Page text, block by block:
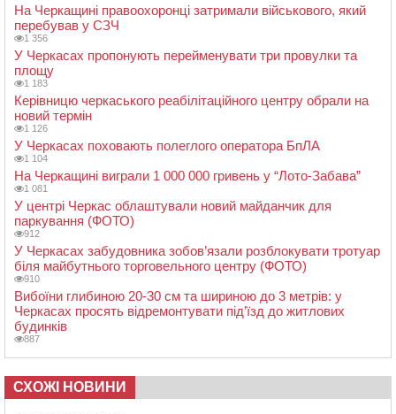
На Черкащині правоохоронці затримали військового, який
перебував у СЗЧ
1 356
У Черкасах пропонують перейменувати три провулки та
площу
1 183
Керівницю черкаського реабілітаційного центру обрали на
новий термін
1 126
У Черкасах поховають полеглого оператора БпЛА
1 104
На Черкащині виграли 1 000 000 гривень у “Лото-Забава”
1 081
У центрі Черкас облаштували новий майданчик для
паркування (ФОТО)
912
У Черкасах забудовника зобов’язали розблокувати тротуар
біля майбутнього торговельного центру (ФОТО)
910
Вибоїни глибиною 20-30 см та шириною до 3 метрів: у
Черкасах просять відремонтувати під’їзд до житлових
будинків
887
СХОЖІ НОВИНИ